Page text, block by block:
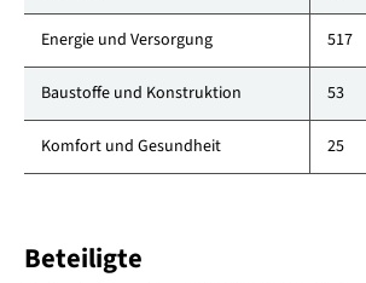
Energie und Versorgung 517
Baustoffe und Konstruktion 53
Komfort und Gesundheit 25
Beteiligte